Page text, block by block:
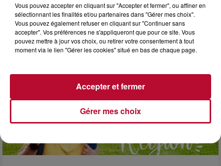
SOIRÉE DJ PLAYA
Vous pouvez accepter en cliquant sur "Accepter et fermer", ou affiner en
sélectionnant les finalités et/ou partenaires dans "Gérer mes choix".
Vous pouvez également refuser en cliquant sur "Continuer sans
accepter". Vos préférences ne s'appliqueront que pour ce site. Vous
pouvez mettre à jour vos choix, ou retirer votre consentement à tout
moment via le lien "Gérer les cookies" situé en bas de chaque page.
Gérer mes choix
Accepter et fermer